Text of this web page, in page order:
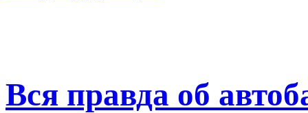
Вся правда об